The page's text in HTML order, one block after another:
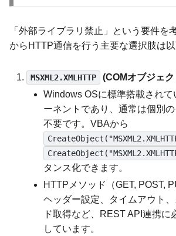
「外部ライブラリ禁止」という要件を
からHTTP通信を行う主要な選択肢は以
MSXML2.XMLHTTP (COMオブジェク
Windows OSに標準搭載されて
ーネントであり、通常は個別
不要です。VBAから
タンス化できます。
HTTPメソッド（GET, POST,
ヘッダー設定、タイムアウト
ド取得など、REST API連携に
しています。